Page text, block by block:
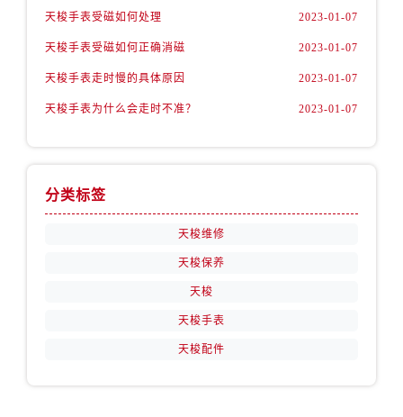
天梭手表受磁如何处理 2023-01-07
天梭手表受磁如何正确消磁 2023-01-07
天梭手表走时慢的具体原因 2023-01-07
天梭手表为什么会走时不准？ 2023-01-07
分类标签
天梭维修
天梭保养
天梭
天梭手表
天梭配件